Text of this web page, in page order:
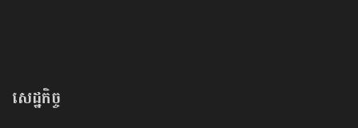
សេដ្ឋកិច្ច